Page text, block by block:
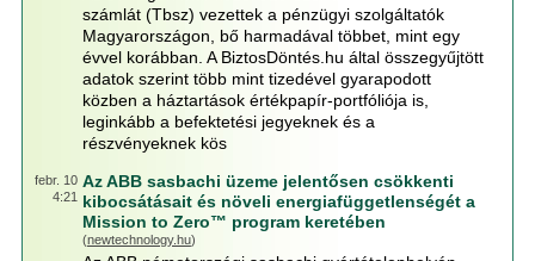
számlát (Tbsz) vezettek a pénzügyi szolgáltatók
Magyarországon, bő harmadával többet, mint egy
évvel korábban. A BiztosDöntés.hu által összegyűjtött
adatok szerint több mint tizedével gyarapodott
közben a háztartások értékpapír-portfóliója is,
leginkább a befektetési jegyeknek és a
részvényeknek kös
febr. 10
4:21
Az ABB sasbachi üzeme jelentősen csökkenti
kibocsátásait és növeli energiafüggetlenségét a
Mission to Zero™ program keretében
(newtechnology.hu)